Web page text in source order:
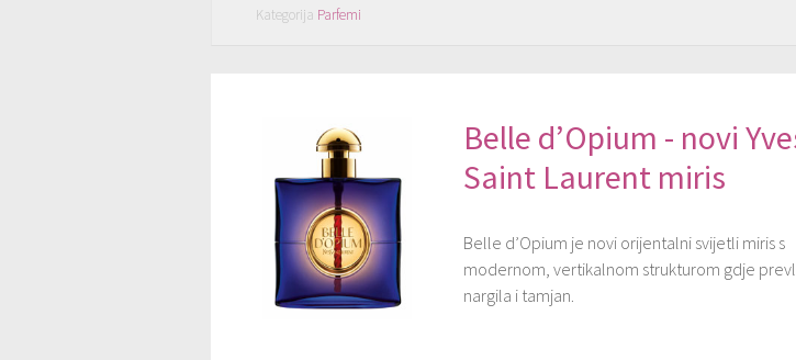
Kategorija Parfemi
Belle d’Opium - novi
Saint Laurent miris
Belle d’Opium je novi orijentalni svijetli miris s
modernom, vertikalnom strukturom gdje
nargila i tamjan.